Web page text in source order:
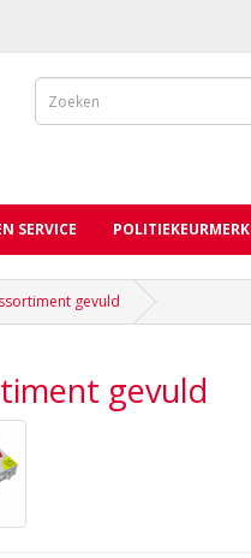
SERVICE POLITIEKEURMERK
gevuld
gevuld